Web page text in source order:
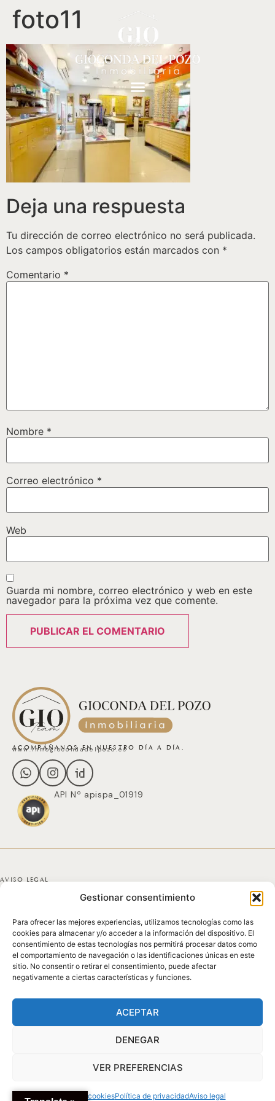
Gestionar consentimiento
Para ofrecer las mejores experiencias, utilizamos tecnologías como las
cookies para almacenar y/o acceder a la información del dispositivo. El
consentimiento de estas tecnologías nos permitirá procesar datos como
el comportamiento de navegación o las identificaciones únicas en este
sitio. No consentir o retirar el consentimiento, puede afectar
negativamente a ciertas características y funciones.
ACEPTAR
DENEGAR
VER PREFERENCIAS
Política de cookiesPolítica de privacidadAviso legal
foto11
Deja una respuesta
Tu dirección de correo electrónico no será publicada.
Los campos obligatorios están marcados con *
Comentario *
Nombre *
Correo electrónico *
Web
Guarda mi nombre, correo electrónico y web en este
navegador para la próxima vez que comente.
ACOMPÁÑANOS EN NUESTRO DÍA A DÍA.
www.inmogiocondadelpozo.es
API Nº apispa_01919
AVISO LEGAL
POLÍTICA DE COOKIES
DECLARACIÓN DE ACCESIBILIDAD
MAPA DEL SITIO
© 2025 GICONDA DEL POZO